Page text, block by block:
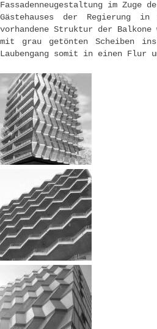
Fassadenneugestaltung im Zuge
Gästehauses der
vorhandene Struktur der
mit grau getönten Scheiben
Laubengang somit in einen Flur